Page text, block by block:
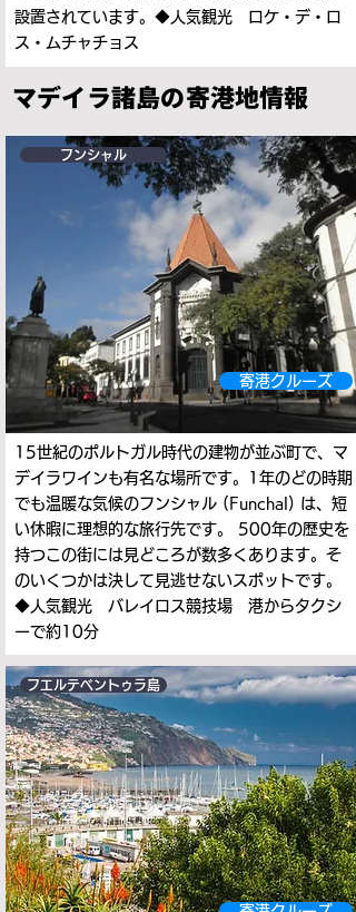
設置されています。◆人気観光 ロケ・デ・ロ
ス・ムチャチョス
マデイラ諸島の寄港地情報
フンシャル
寄港クルーズ
15世紀のポルトガル時代の建物が並ぶ町で、マ
デイラワインも有名な場所です。1年のどの時期
でも温暖な気候のフンシャル (Funchal) は、短
い休暇に理想的な旅行先です。 500年の歴史を
持つこの街には見どころが数多くあります。そ
のいくつかは決して見逃せないスポットです。
◆人気観光 バレイロス競技場 港からタクシ
ーで約10分
フエルテベントゥラ島